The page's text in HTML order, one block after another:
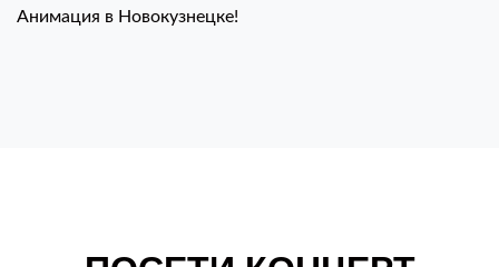
Анимация в Новокузнецке!